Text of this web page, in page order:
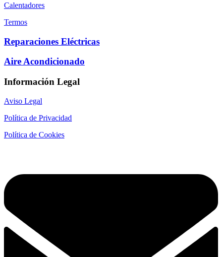
Calentadores
Termos
Reparaciones Eléctricas
Aire Acondicionado
Información Legal
Aviso Legal
Política de Privacidad
Política de Cookies